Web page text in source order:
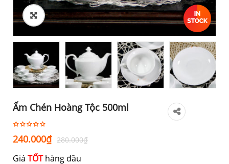
Ấm Chén Hoàng Tộc 500ml
280.000₫Giá
240.000₫
Giá
Giá TỐThàng đầu